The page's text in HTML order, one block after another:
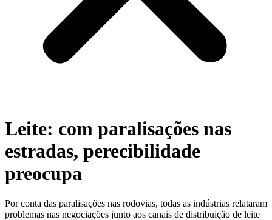
Leite: com paralisações nas
estradas, perecibilidade
preocupa
Por conta das paralisações nas rodovias, todas as indústrias relataram
problemas nas negociações junto aos canais de distribuição de leite